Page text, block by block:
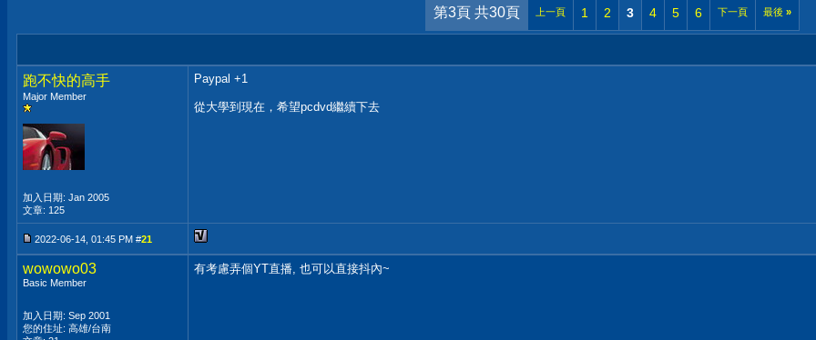
第3頁 共30頁 上一頁 1 2 3 4 5 6 下一頁 最後 »
跑不快的高手
Major Member
加入日期: Jan 2005
文章: 125
Paypal +1
從大學到現在，希望pcdvd繼續下去
2022-06-14, 01:45 PM #21
wowowo03
Basic Member
加入日期: Sep 2001
您的住址: 高雄/台南
有考慮弄個YT直播, 也可以直接抖內~